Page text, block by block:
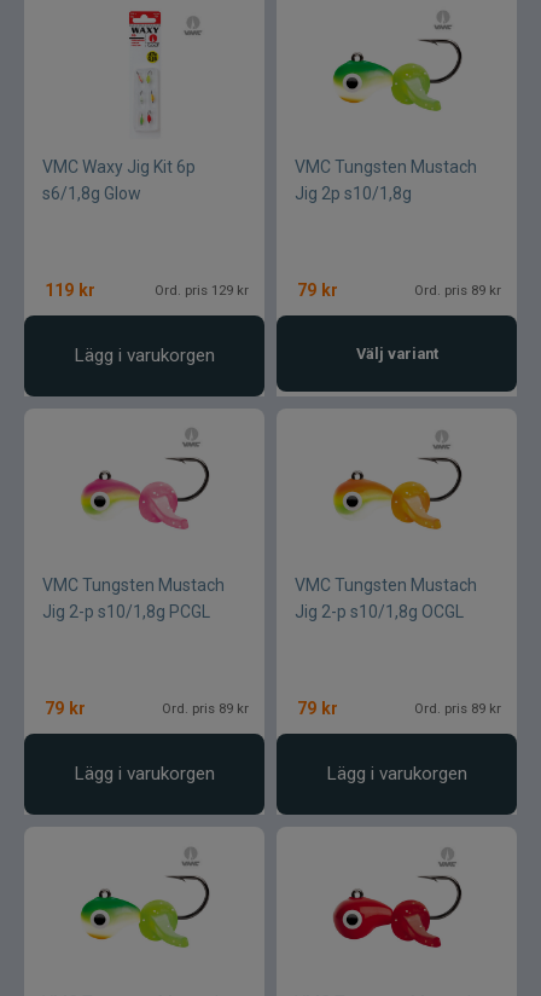
VMC Waxy Jig Kit 6p
s6/1,8g Glow
119 kr Ord. pris 129 kr
Lägg i varukorgen
VMC Tungsten Mustach
Jig 2p s10/1,8g
79 kr Ord. pris 89 kr
Välj variant
VMC Tungsten Mustach
Jig 2-p s10/1,8g PCGL
79 kr Ord. pris 89 kr
Lägg i varukorgen
VMC Tungsten Mustach
Jig 2-p s10/1,8g OCGL
79 kr Ord. pris 89 kr
Lägg i varukorgen